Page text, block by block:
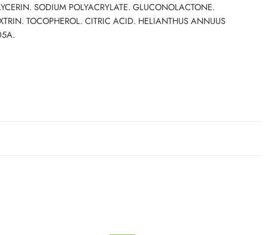
SODIUM POLYACRYLATE. GLUCONOLACTONE.
TOCOPHEROL. CITRIC ACID. HELIANTHUS ANNUUS